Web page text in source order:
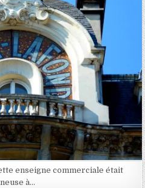
enseigne commerciale était
à…